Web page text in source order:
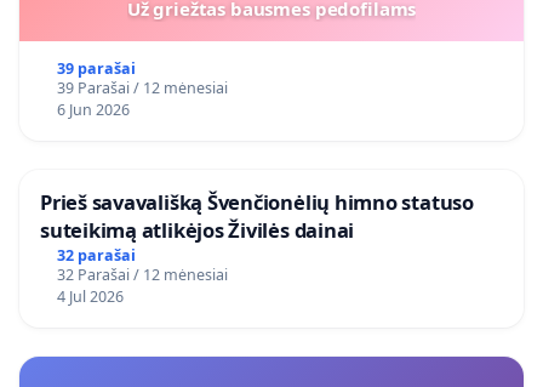
Už griežtas bausmes pedofilams
39 parašai
39 Parašai / 12 mėnesiai
6 Jun 2026
​Prieš savavališką Švenčionėlių himno statuso
suteikimą atlikėjos Živilės dainai
32 parašai
32 Parašai / 12 mėnesiai
4 Jul 2026